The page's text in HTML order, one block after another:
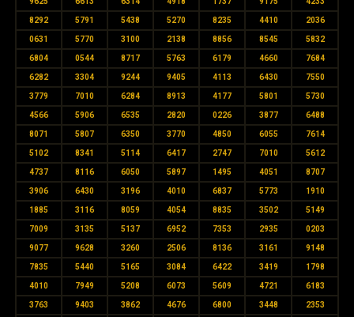
8292 5791 5438 5270 8235 4410 2036
0631 5770 3100 2138 8856 8545 5832
6804 0544 8717 5763 6179 4660 7684
6282 3304 9244 9405 4113 6430 7550
3779 7010 6284 8913 4177 5801 5730
4566 5906 6535 2820 0226 3877 6488
8071 5807 6350 3770 4850 6055 7614
5102 8341 5114 6417 2747 7010 5612
4737 8116 6050 5897 1495 4051 8707
3906 6430 3196 4010 6837 5773 1910
1885 3116 8059 4054 8835 3502 5149
7009 3135 5137 6952 7353 2935 0203
9077 9628 3260 2506 8136 3161 9148
7835 5440 5165 3084 6422 3419 1798
4010 7949 5208 6073 5609 4721 6183
3763 9403 3862 4676 6800 3448 2353